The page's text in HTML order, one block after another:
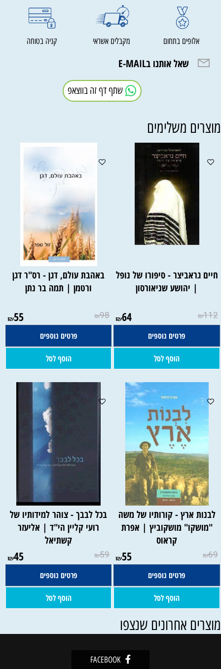
אלופים בתחום מקבלים אשראי קניה בטוחה
שאל אותנו בE-MAIL
שתף דף זה בווצאפ
משלימים
חיים גראביצר - סיפורו של נופל
| יהושע שניאורסון
₪112
₪64
פרטים נוספים
הוסף לסל
באהבת עולם, דגן - רס"ר דגן
ורטמן | תמה בר נתן
₪98
₪55
פרטים נוספים
הוסף לסל
לבנות ארץ - קורותיו של משה
"מושקו" מושקוביץ | אפרת
קראוס
₪69
₪55
פרטים נוספים
הוסף לסל
בכל לבבך - צוהר למידותיו של
רועי קליין הי"ד | אליעזר
קשתיאל
₪59
₪45
פרטים נוספים
הוסף לסל
אחרונים שנצפו
FACEBOOK